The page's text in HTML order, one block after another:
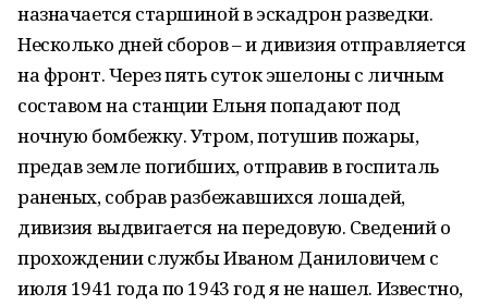
назначается старшиной в эскадрон разведки.
Несколько дней сборов – и дивизия отправляется
на фронт. Через пять суток эшелоны с личным
составом на станции Ельня попадают под
ночную бомбежку. Утром, потушив пожары,
предав земле погибших, отправив в госпиталь
раненых, собрав разбежавшихся лошадей,
дивизия выдвигается на передовую. Сведений о
прохождении службы Иваном Даниловичем с
июля 1941 года по 1943 год я не нашел. Известно,